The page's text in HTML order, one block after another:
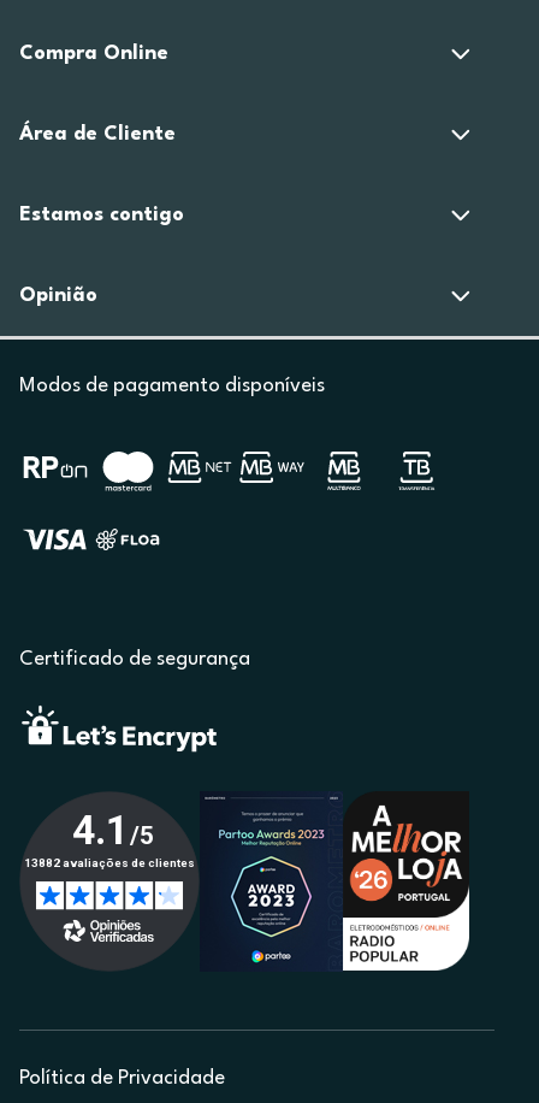
Compra Online
Área de Cliente
Estamos contigo
Opinião
Modos de pagamento disponíveis
Certificado de segurança
Política de Privacidade